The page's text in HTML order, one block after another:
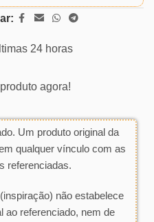
24 horas
agora!
Um produto original da
qualquer vínculo com as
referenciadas.
não estabelece
ao referenciado, nem de